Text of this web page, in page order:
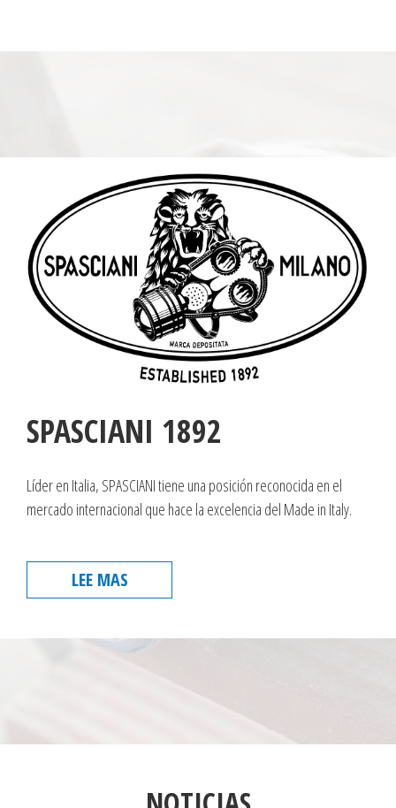
SPASCIANI 1892
Líder en Italia, SPASCIANI tiene una posición reconocida en el
mercado internacional que hace la excelencia del Made in Italy.
LEE MAS